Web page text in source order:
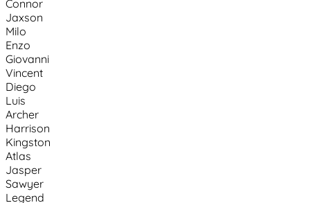
Connor
Jaxson
Milo
Enzo
Giovanni
Vincent
Diego
Luis
Archer
Harrison
Kingston
Atlas
Jasper
Sawyer
Legend